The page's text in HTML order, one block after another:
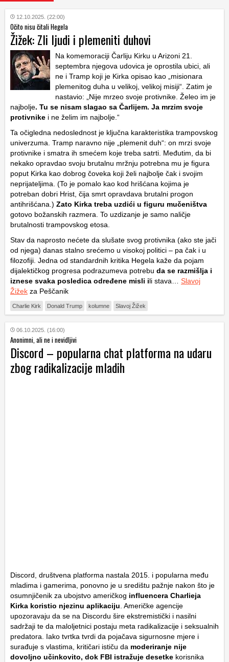
12.10.2025. (22:00)
Očito nisu čitali Hegela
Žižek: Zli ljudi i plemeniti duhovi
Na komemoraciji Čarliju Kirku u Arizoni 21.
septembra njegova udovica je oprostila ubici, ali
ne i Tramp koji je Kirka opisao kao „misionara
plemenitog duha u velikoj, velikoj misiji“. Zatim je
nastavio: „Nije mrzeo svoje protivnike. Želeo im je
najbolje. Tu se nisam slagao sa Čarlijem. Ja mrzim svoje
protivnike i ne želim im najbolje.“
Ta očigledna nedoslednost je ključna karakteristika trampovskog
univerzuma. Tramp naravno nije „plemenit duh“: on mrzi svoje
protivnike i smatra ih smećem koje treba satrti. Međutim, da bi
nekako opravdao svoju brutalnu mržnju potrebna mu je figura
poput Kirka kao dobrog čoveka koji želi najbolje čak i svojim
neprijateljima. (To je pomalo kao kod hrišćana kojima je
potreban dobri Hrist, čija smrt opravdava brutalni progon
antihrišćana.) Zato Kirka treba uzdići u figuru mučeništva
gotovo božanskih razmera. To uzdizanje je samo naličje
brutalnosti trampovskog etosa.
Stav da naprosto nećete da slušate svog protivnika (ako ste jači
od njega) danas stalno srećemo u visokoj politici – pa čak i u
filozofiji. Jedna od standardnih kritika Hegela kaže da pojam
dijalektičkog progresa podrazumeva potrebu da se razmišlja i
iznese svaka posledica određene misli ili stava… Slavoj
Žižek za Peščanik
Charlie Kirk Donald Trump kolumne Slavoj Žižek
06.10.2025. (16:00)
Anonimni, ali ne i nevidljivi
Discord – popularna chat platforma na udaru
zbog radikalizacije mladih
Discord, društvena platforma nastala 2015. i popularna među
mladima i gamerima, ponovno je u središtu pažnje nakon što je
osumnjičenik za ubojstvo američkog influencera Charlieja
Kirka koristio njezinu aplikaciju. Američke agencije
upozoravaju da se na Discordu šire ekstremistički i nasilni
sadržaji te da maloljetnici postaju meta radikalizacije i seksualnih
predatora. Iako tvrtka tvrdi da pojačava sigurnosne mjere i
surađuje s vlastima, kritičari ističu da moderiranje nije
dovoljno učinkovito, dok FBI istražuje desetke korisnika